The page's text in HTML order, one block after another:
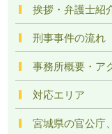
挨拶・弁護士紹
刑事事件の流れ
事務所概要・ア
対応エリア
宮城県の官公庁